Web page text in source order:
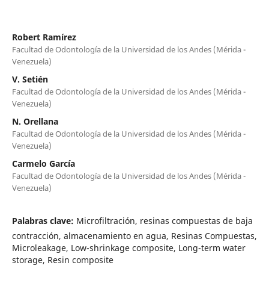
Robert Ramírez
Facultad de Odontología de la Universidad de los Andes (Mérida -
Venezuela)
V. Setién
Facultad de Odontología de la Universidad de los Andes (Mérida -
Venezuela)
N. Orellana
Facultad de Odontología de la Universidad de los Andes (Mérida -
Venezuela)
Carmelo García
Facultad de Odontología de la Universidad de los Andes (Mérida -
Venezuela)
Palabras clave: Microfiltración, resinas compuestas de baja
contracción, almacenamiento en agua, Resinas Compuestas,
Microleakage, Low-shrinkage composite, Long-term water
storage, Resin composite